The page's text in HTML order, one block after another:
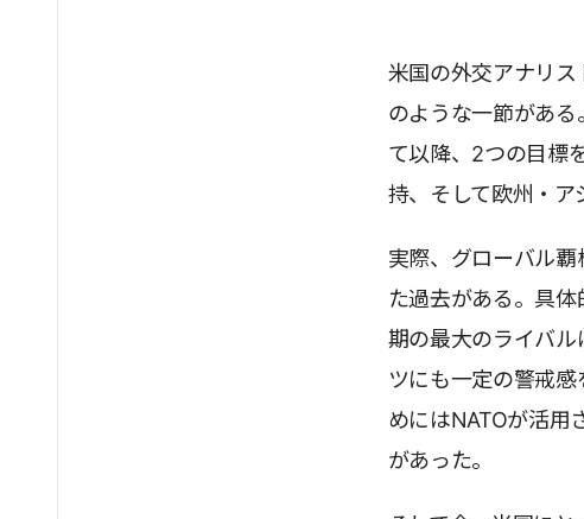
米国の外交アナリ
のような一節があ
て以降、2つの目標
持、そして欧州・ア
実際、グローバル
た過去がある。具
期の最大のライバ
ツにも一定の警戒
めにはNATOが活用
があった。